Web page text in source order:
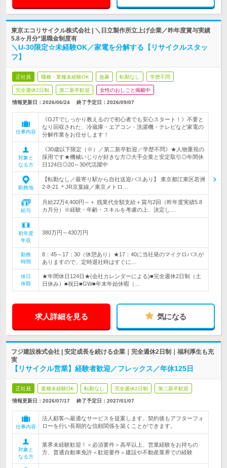
東京エコリサイクル株式会社 | ＼日立製作所立上げ企業／昨年度賞与実績
5.8ヶ月分*退職金制度有
＼U-30限定☆未経験OK／家電を分解する【リサイクルスタッ
フ】
正社員 職種・業種未経験OK 急募 転勤なし 学歴不問
完全週休2日制 第二新卒歓迎 女性のおしごと掲載中
情報更新日：2026/06/24 終了予定日： 2026/09/07
仕事内容
《OJTでしっかり教えるので初心者でも安心スタート！》不要と
なり回収された、冷蔵庫・エアコン・洗濯機・テレビなど家電の
分解作業をお任せします！
対象と
なる方
《30歳以下限定（※）／第二新卒歓迎／学歴不問》★人物重視の
採用です★機械いじりが好きな方◎大手企業と安定取引◎年間休
日124日◎20～30代活躍中
勤務地
【転勤なし／最寄り駅から自社送迎バスあり】 東京都江東区若洲
2-8-21 ＊JR京葉線／東京メトロ…
給与
月給22万4,400円～＋ 残業代全額支給＋賞与2回（昨年度実績5.8
カ月分）※経験・年齢・スキルを考慮の上、決定し…
初年度
年収
380万円～430万円
勤務
時間
8：45～17：30（休憩あり）★17：40に当社発のマイクロバスが
ありますので、定時退社時はすぐに…
休日
休暇
★年間休日124日★(会社カレンダーによる)■完全週休2日制（土
日休み）■祝日■GW■年末年始休暇（…
求人詳細を見る 気になる
フジ建設株式会社 | 安定成長を続ける企業｜完全週休2日制｜福利厚生も充
実
【リサイクル営業】経験者歓迎／フレックス／年休125日
正社員 業種未経験OK 転勤なし 完全週休2日制 第二新卒歓迎
情報更新日：2026/07/17 終了予定日： 2027/01/07
仕事内容
法人顧客へ最適なサービスを提案します。契約後もアフターフォ
ローを行い長期的な信頼関係を築くことができます。
対象と
なる方
業界未経験歓迎！＜必須要件＞高卒以上、営業経験をお持ちの
方、普通自動車免許＜歓迎要件＞建設や不動産業界での経験